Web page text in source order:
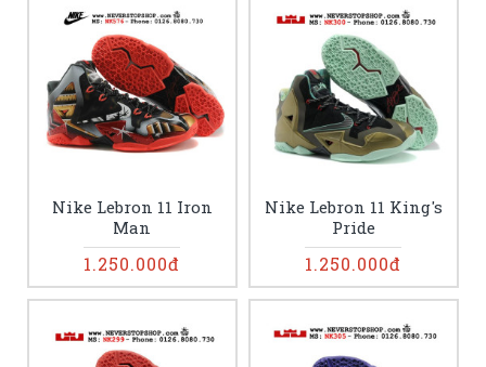
Nike Lebron 11 Iron
Man
1.250.000đ
Nike Lebron 11 King's
Pride
1.250.000đ